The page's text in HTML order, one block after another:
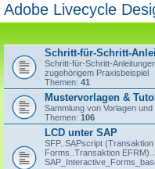
Adobe Livecycle
Schritt-für-Schritt-
Schritt-für-Schritt-
zugehörigem Praxisbeispiel
Themen: 41
Mustervorlagen &
Sammlung von Vorlagen
Themen: 106
LCD unter SAP
SFP..SAPscript
Forms..Transaktion